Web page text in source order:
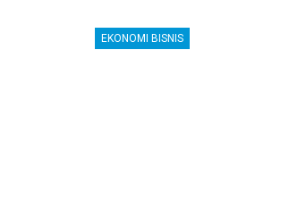
EKONOMI BISNIS